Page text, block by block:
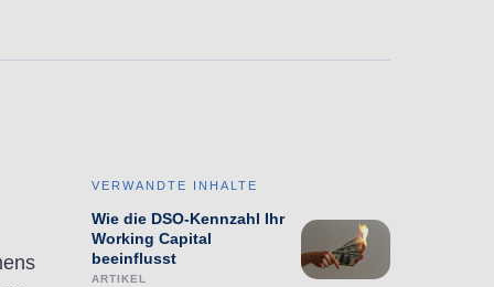
VERWANDTE INHALTE
Wie die DSO-Kennzahl Ihr
Working Capital
beeinflusst
ARTIKEL